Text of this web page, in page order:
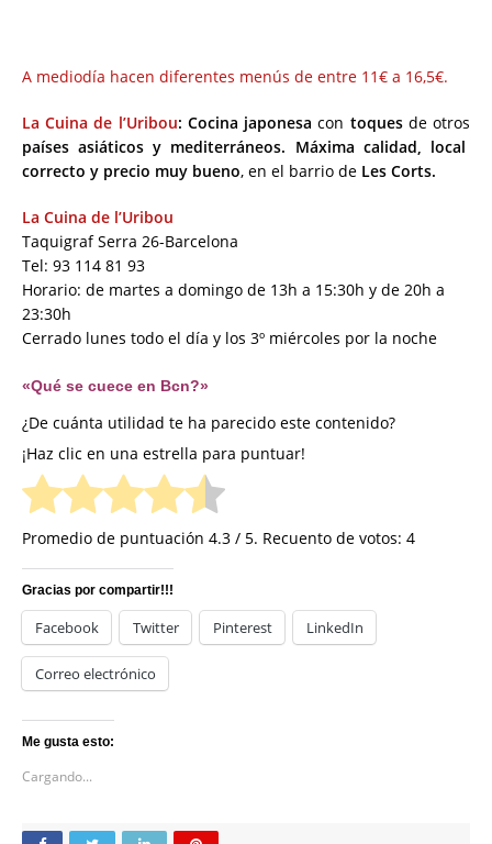
A mediodía hacen diferentes menús de entre 11€ a 16,5€.
La Cuina de l’Uribou: Cocina japonesa con toquesde otros
países asiáticos y mediterráneos.
Máxima calidad, local
correcto y precio muy bueno, en el barrio de Les Corts.
La Cuina de l’Uribou
Taquigraf Serra 26-Barcelona
Tel: 93 114 81 93
Horario: de martes a domingo de 13h a 15:30h y de 20h a
23:30h
Cerrado lunes todo el día y los 3º miércoles por la noche
«Qué se cuece en Bcn?»
¿De cuánta utilidad te ha parecido este contenido?
¡Haz clic en una estrella para puntuar!
Promedio de puntuación 4.3 / 5. Recuento de votos: 4
Gracias por compartir!!!
Facebook Twitter Pinterest LinkedIn
Correo electrónico
Me gusta esto:
Cargando...